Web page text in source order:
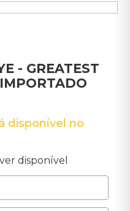
- GREATEST
disponível no
disponível